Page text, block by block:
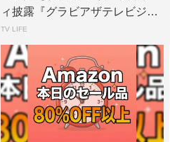
ィ披露『グラビアザテレビジョ
ン』アザ...
TV LIFE